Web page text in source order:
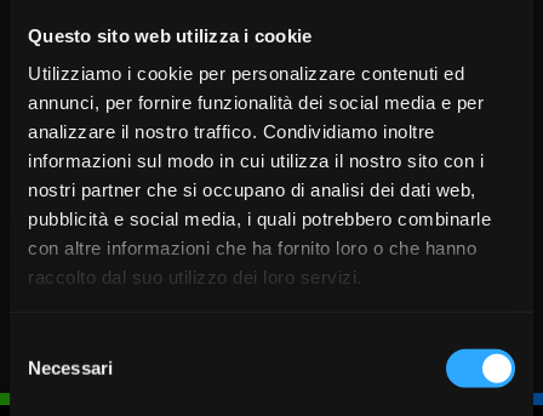
Questo sito web utilizza i cookie
Utilizziamo i cookie per personalizzare contenuti ed
annunci, per fornire funzionalità dei social media e per
analizzare il nostro traffico. Condividiamo inoltre
informazioni sul modo in cui utilizza il nostro sito con i
nostri partner che si occupano di analisi dei dati web,
pubblicità e social media, i quali potrebbero combinarle
con altre informazioni che ha fornito loro o che hanno
raccolto dal suo utilizzo dei loro servizi.
del
consenso
Necessari
La documentazione in oggetto sarà altresì depositata
presso la Sede Legale, ai sensi di legge, a disposizione di
chiunque ne faccia richiesta.